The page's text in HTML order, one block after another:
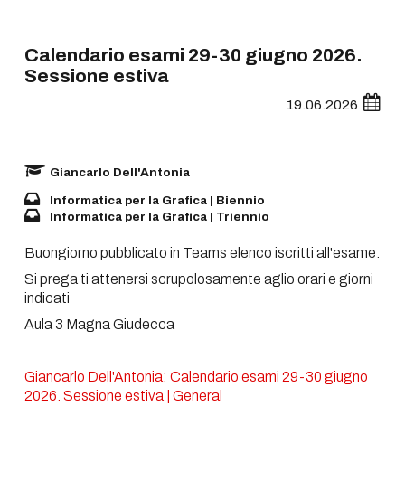
Calendario esami 29-30 giugno 2026.
Sessione estiva
19.06.2026
Giancarlo Dell'Antonia
Informatica per la Grafica | Biennio
Informatica per la Grafica | Triennio
Buongiorno pubblicato in Teams elenco iscritti all'esame.
Si prega ti attenersi scrupolosamente aglio orari e giorni
indicati
Aula 3 Magna Giudecca
Giancarlo Dell'Antonia: Calendario esami 29-30 giugno
2026. Sessione estiva | General